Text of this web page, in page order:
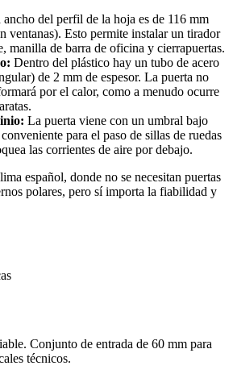
ancho del perfil de la hoja es de 116 mm
ventanas). Esto permite instalar un tirador
manilla de barra de oficina y cierrapuertas.
Dentro del plástico hay un tubo de acero
de 2 mm de espesor. La puerta no
por el calor, como a menudo ocurre
La puerta viene con un umbral bajo
para el paso de sillas de ruedas
las corrientes de aire por debajo.
español, donde no se necesitan puertas
polares, pero sí importa la fiabilidad y
Conjunto de entrada de 60 mm para
técnicos.